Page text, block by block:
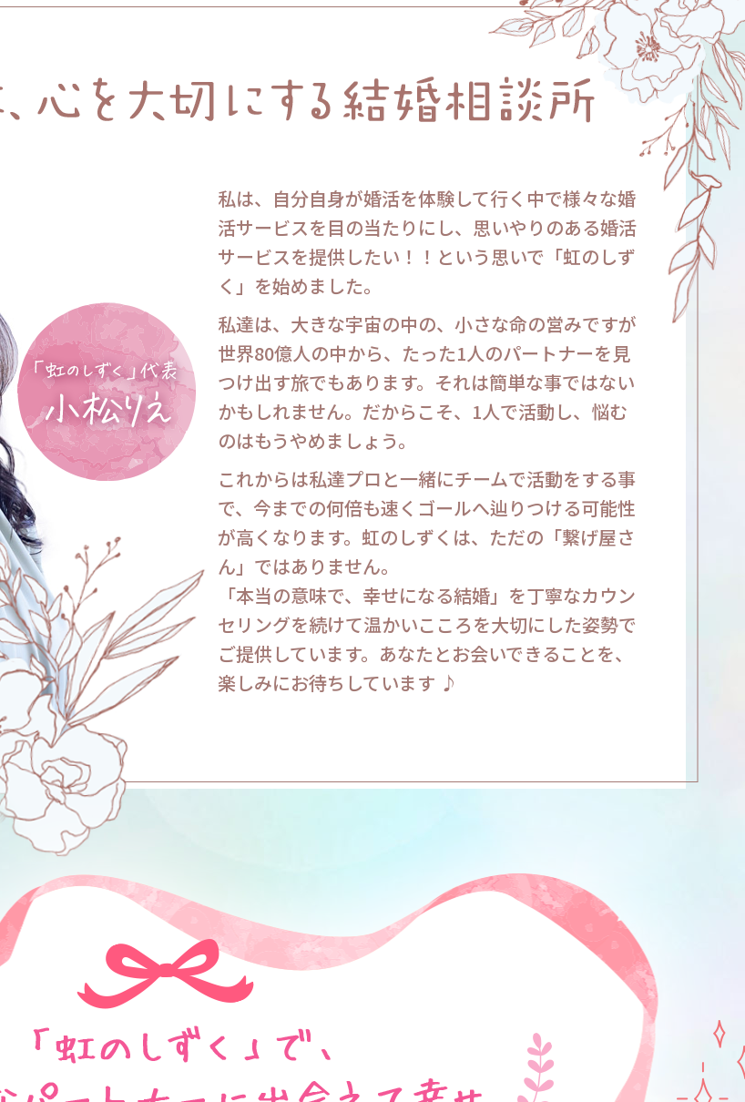
私は、自分自身が婚活を体験して行く中で様々な婚
活サービスを目の当たりにし、思いやりのある婚活
サービスを提供したい！！という思いで「虹のしず
く」を始めました。
私達は、大きな宇宙の中の、小さな命の営みですが
世界80億人の中から、たった1人のパートナーを見
つけ出す旅でもあります。それは簡単な事ではない
かもしれません。だからこそ、1人で活動し、悩む
のはもうやめましょう。
これからは私達プロと一緒にチームで活動をする事
で、今までの何倍も速くゴールへ辿りつける可能性
が高くなります。虹のしずくは、ただの「繋げ屋さ
ん」ではありません。
「本当の意味で、幸せになる結婚」を丁寧なカウン
セリングを続けて温かいこころを大切にした姿勢で
ご提供しています。あなたとお会いできることを、
楽しみにお待ちしています ♪